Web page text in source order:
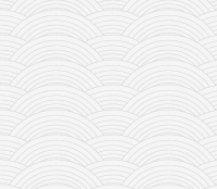
ishranom do zdravlja
moj haiku
momenti i mesta
bonus sadržaj
Svetlopis